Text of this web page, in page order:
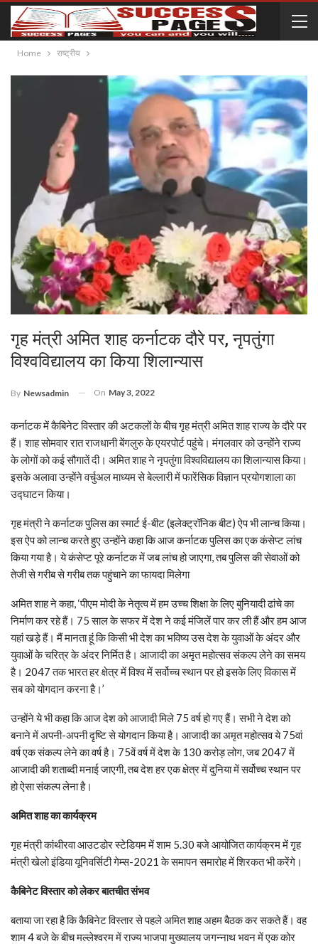
Home राष्ट्रीय
गृह मंत्री अमित शाह कर्नाटक दौरे पर, नृपतुंगा
विश्वविद्यालय का किया शिलान्यास
By Newsadmin On May 3, 2022
कर्नाटक में कैबिनेट विस्तार की अटकलों के बीच गृह मंत्री अमित शाह राज्य के दौरे पर
हैं। शाह सोमवार रात राजधानी बेंगलुरु के एयरपोर्ट पहुंचे। मंगलवार को उन्होंने राज्य
के लोगों को कई सौगातें दी। अमित शाह ने नृपतुंगा विश्वविद्यालय का शिलान्यास किया।
इसके अलावा उन्होंने वर्चुअल माध्यम से बेल्लारी में फारेंसिक विज्ञान प्रयोगशाला का
उद्घाटन किया।
गृह मंत्री ने कर्नाटक पुलिस का स्मार्ट ई-बीट (इलेक्ट्रॉनिक बीट) ऐप भी लान्च किया।
इस ऐप को लान्च करते हुए उन्होंने कहा कि आज कर्नाटक पुलिस का एक कंसेप्ट लांच
किया गया है। ये कंसेप्ट पूरे कर्नाटक में जब लांच हो जाएगा, तब पुलिस की सेवाओं को
तेजी से गरीब से गरीब तक पहुंचाने का फायदा मिलेगा
अमित शाह ने कहा, ‘पीएम मोदी के नेतृत्व में हम उच्च शिक्षा के लिए बुनियादी ढांचे का
निर्माण कर रहे हैं। 75 साल के सफर में देश ने कई मंजिलें पार कर ली हैं और हम आज
यहां खड़े हैं। मैं मानता हूं कि किसी भी देश का भविष्य उस देश के युवाओं के अंदर और
युवाओं के चरित्र के अंदर निर्मित है। आजादी का अमृत महोत्सव संकल्प लेने का समय
है। 2047 तक भारत हर क्षेत्र में विश्व में सर्वोच्च स्थान पर हो इसके लिए विकास में
सब को योगदान करना है।’
उन्होंने ये भी कहा कि आज देश को आजादी मिले 75 वर्ष हो गए हैं। सभी ने देश को
बनाने में अपनी-अपनी दृष्टि से योगदान किया है। आजादी का अमृत महोत्सव ये 75वां
वर्ष एक संकल्प लेने का वर्ष है। 75वें वर्ष में देश के 130 करोड़ लोग, जब 2047 में
आजादी की शताब्दी मनाई जाएगी, तब देश हर एक क्षेत्र में दुनिया में सर्वोच्च स्थान पर
हो ऐसा संकल्प लेना है।
अमित शाह का कार्यक्रम
गृह मंत्री कांथीरवा आउटडोर स्टेडियम में शाम 5.30 बजे आयोजित कार्यक्रम में गृह
मंत्री खेलो इंडिया यूनिवर्सिटी गेम्स-2021 के समापन समारोह में शिरकत भी करेंगे।
कैबिनेट विस्तार को लेकर बातचीत संभव
बताया जा रहा है कि कैबिनेट विस्तार से पहले अमित शाह अहम बैठक कर सकते हैं। वह
शाम 4 बजे के बीच मल्लेश्वरम में राज्य भाजपा मुख्यालय जगन्नाथ भवन में एक कोर